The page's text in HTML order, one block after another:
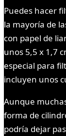
Puedes hacer
la mayoría de
con papel de
unos 5,5 x 1,7
especial para
incluyen unos
Aunque
forma de
podría dejar